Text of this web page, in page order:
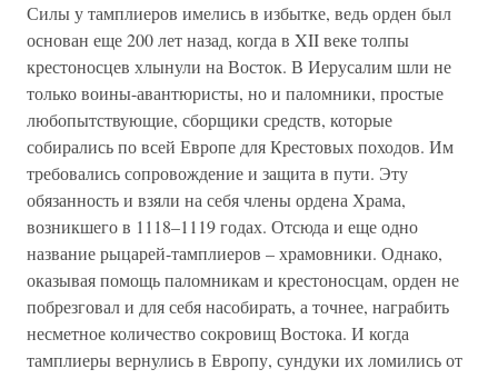
Силы у тамплиеров имелись в избытке, ведь орден был
основан еще 200 лет назад, когда в XII веке толпы
крестоносцев хлынули на Восток. В Иерусалим шли не
только воины-авантюристы, но и паломники, простые
любопытствующие, сборщики средств, которые
собирались по всей Европе для Крестовых походов. Им
требовались сопровождение и защита в пути. Эту
обязанность и взяли на себя члены ордена Храма,
возникшего в 1118–1119 годах. Отсюда и еще одно
название рыцарей-тамплиеров – храмовники. Однако,
оказывая помощь паломникам и крестоносцам, орден не
побрезговал и для себя насобирать, а точнее, награбить
несметное количество сокровищ Востока. И когда
тамплиеры вернулись в Европу, сундуки их ломились от